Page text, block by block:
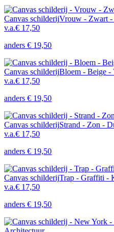
Canvas schilderijVrouw - Zwart -
v.a.€ 17,50
anders € 19,50
Canvas schilderijBloem - Beige -
v.a.€ 17,50
anders € 19,50
Canvas schilderijStrand - Zon -
v.a.€ 17,50
anders € 19,50
Canvas schilderijTrap - Graffiti -
v.a.€ 17,50
anders € 19,50